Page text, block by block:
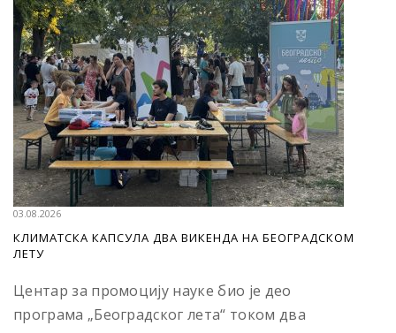
03.08.2026
КЛИМАТСКА КАПСУЛА ДВА ВИКЕНДА НА БЕОГРАДСКОМ
ЛЕТУ
Центар за промоцију науке био је део
програма „Београдског лета“ током два